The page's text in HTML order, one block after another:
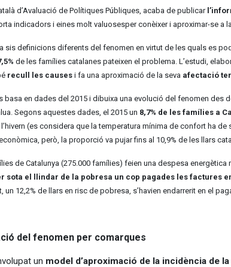
d’Avaluació de Polítiques Públiques, acaba de publicar
indicadors i eines molt valuosesper conèixer i aproximar-se a la
sis definicions diferents del fenomen en virtut de les quals es
de les famílies catalanes pateixen el problema. L’estudi,
recull les causes i fa una aproximació de la seva afectació
basa en dades del 2015 i dibuixa una evolució del fenomen des
Segons aquestes dades, el 2015 un 8,7% de les famílies a
(es considera que la temperatura mínima de confort ha
però, la proporció va pujar fins al 10,9% de les llars
de Catalunya (275.000 famílies) feien una despesa
sota el llindar de la pobresa un cop pagades les factures
un 12,2% de llars en risc de pobresa, s’havien endarrerit en el
del fenomen per comarques
un model d’aproximació de la incidència de